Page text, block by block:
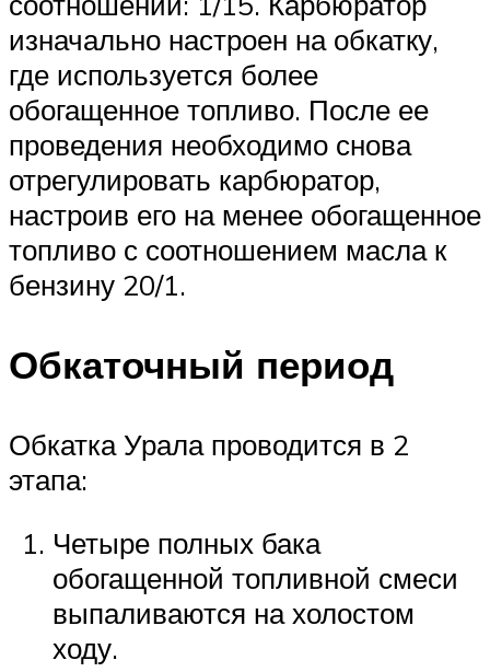
изначально настроен на обкатку,
где используется более
обогащенное топливо. После ее
проведения необходимо снова
отрегулировать карбюратор,
настроив его на менее обогащенное
топливо с соотношением масла к
бензину 20/1.
Обкаточный период
Обкатка Урала проводится в 2
этапа:
Четыре полных бака
обогащенной топливной смеси
выпаливаются на холостом
ходу.